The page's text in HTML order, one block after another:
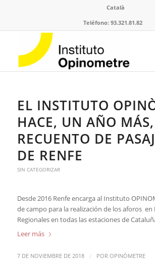
Català
Teléfono: 93.321.81.82
EL INSTITUTO
HACE, UN AÑO
RECUENTO DE
DE RENFE
SIN CATEGORIZAR
Desde 2016 Renfe encarga al Instituto
de campo para la realización de los aforos en
Regionales en todas las estaciones de
Leer más
7 DE NOVIEMBRE DE 2018 / POR OPINÒMETRE